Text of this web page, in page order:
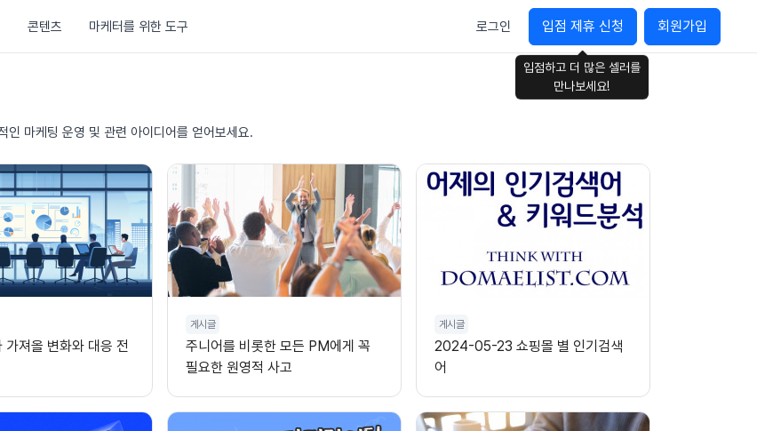
콘텐츠 마케터를 위한 도구 로그인 입점 제휴 신청
입점하고 더 많은 셀러를
만나보세요!
회원가입
마케팅 운영 및 관련 아이디어를 얻어보세요.
가져올 변화와 대응 전
게시글
주니어를 비롯한 모든 PM에게 꼭
필요한 원영적 사고
게시글
2024-05-23 쇼핑몰 별 인기검색
어